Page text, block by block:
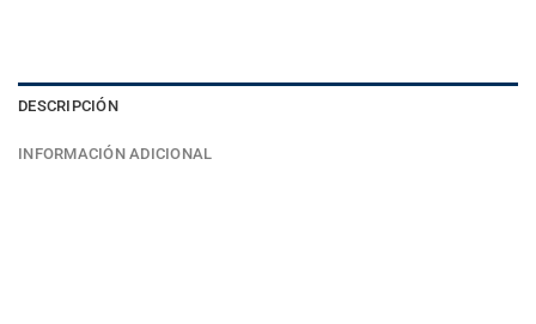
DESCRIPCIÓN
INFORMACIÓN ADICIONAL